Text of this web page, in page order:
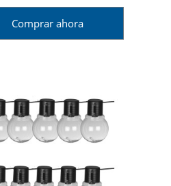
Comprar ahora